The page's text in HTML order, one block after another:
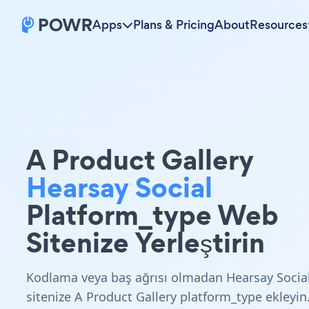
Apps Plans & PricingAboutResources
A Product Gallery
Hearsay Social
Platform_type Web
Sitenize Yerleştirin
Kodlama veya baş ağrısı olmadan Hearsay
sitenize A Product Gallery platform_type